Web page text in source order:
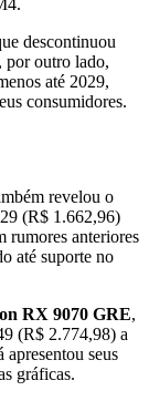
descontinuou
, por outro lado,
até 2029,
consumidores.
revelou o
(R$ 1.662,96)
rumores anteriores
até suporte no
RX 9070 GRE,
(R$ 2.774,98) a
seus
gráficas.